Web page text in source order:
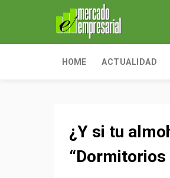
HOME ACTUALIDAD
¿Y si tu
“Dormitorios